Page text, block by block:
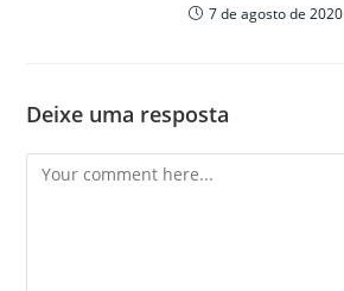
7 de agosto de 2020
Deixe uma resposta
Comment